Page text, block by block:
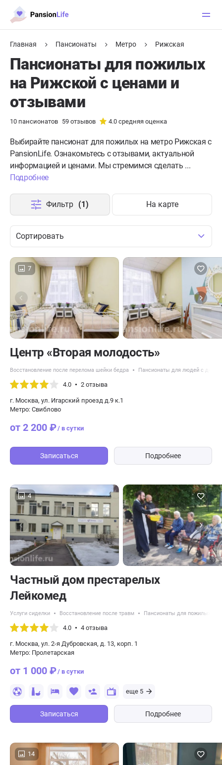
Главная Пансионаты Метро Рижская
Пансионаты для пожилых
на Рижской с ценами и
отзывами
10 пансионатов 59 отзывов 4.0 средняя оценка
Выбирайте пансионат для пожилых на метро Рижская с
PansionLife. Ознакомьтесь с отзывами, актуальной
информацией и ценами. Мы стремимся сделать ...
Подробнее
Сортировать
Фильтр (1) На карте
7
Центр «Вторая молодость»
Восстановление после перелома шейки бедра Пансионаты для людей с
4.0 2 отзыва
г. Москва, ул. Игарский проезд д.9 к.1
Метро: Свиблово
от 2 200 ₽/ в сутки
Записаться Подробнее
4
Частный дом престарелых
Лейкомед
Услуги сиделки Восстановление после травм Пансионаты для пожилых с
4.0 4 отзыва
г. Москва, ул. 2-я Дубровская, д. 13, корп. 1
Метро: Пролетарская
от 1 000 ₽/ в сутки
еще 5
Записаться Подробнее
14